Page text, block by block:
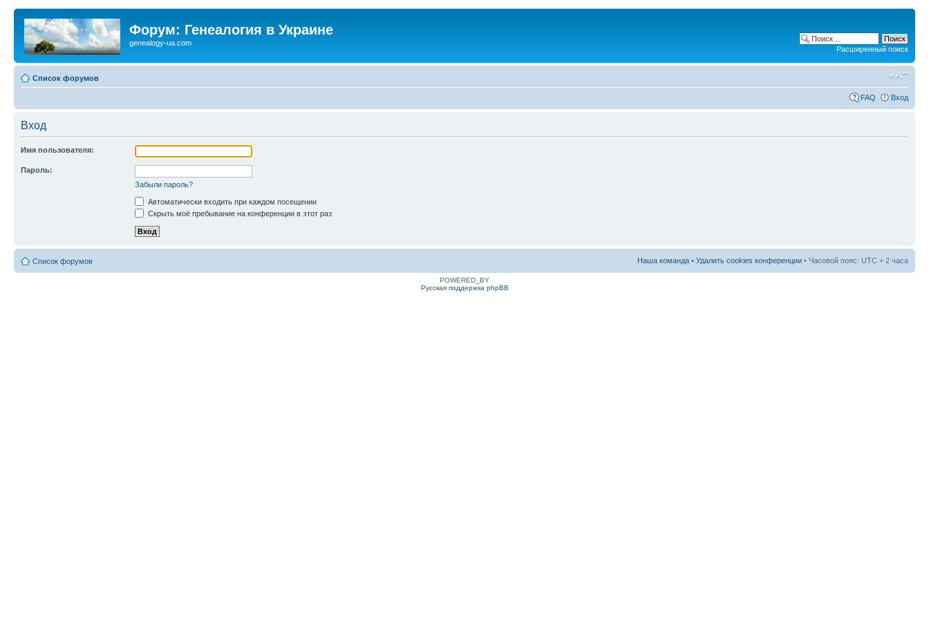
Форум: Генеалогия в Украине
genealogy-ua.com
Расширенный поиск
Список форумов
FAQ Вход
Вход
Имя пользователя:
Пароль:
Забыли пароль?
Автоматически входить при каждом посещении
Скрыть моё пребывание на конференции в этот раз
Список форумов Наша команда • Удалить cookies конференции • Часовой пояс: UTC + 2 часа
POWERED_BY
Русская поддержка phpBB